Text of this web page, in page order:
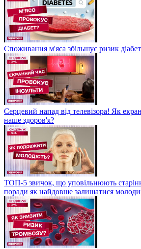
Споживання м'яса збільшує ризик
Серцевий напад від телевізора! Як
наше здоров'я?
ТОП-5 звичок, що уповільнюють
поради як найдовше залишатися